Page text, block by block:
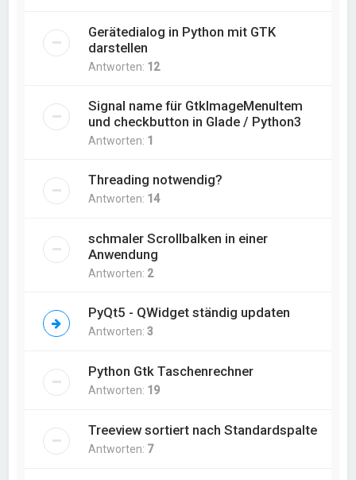
Gerätedialog in Python mit GTK
darstellen
Antworten: 12
Signal name für GtkImageMenuItem
und checkbutton in Glade / Python3
Antworten: 1
Threading notwendig?
Antworten: 14
schmaler Scrollbalken in einer
Anwendung
Antworten: 2
PyQt5 - QWidget ständig updaten
Antworten:3
Python Gtk Taschenrechner
Antworten: 19
Treeview sortiert nach Standardspalte
Antworten: 7